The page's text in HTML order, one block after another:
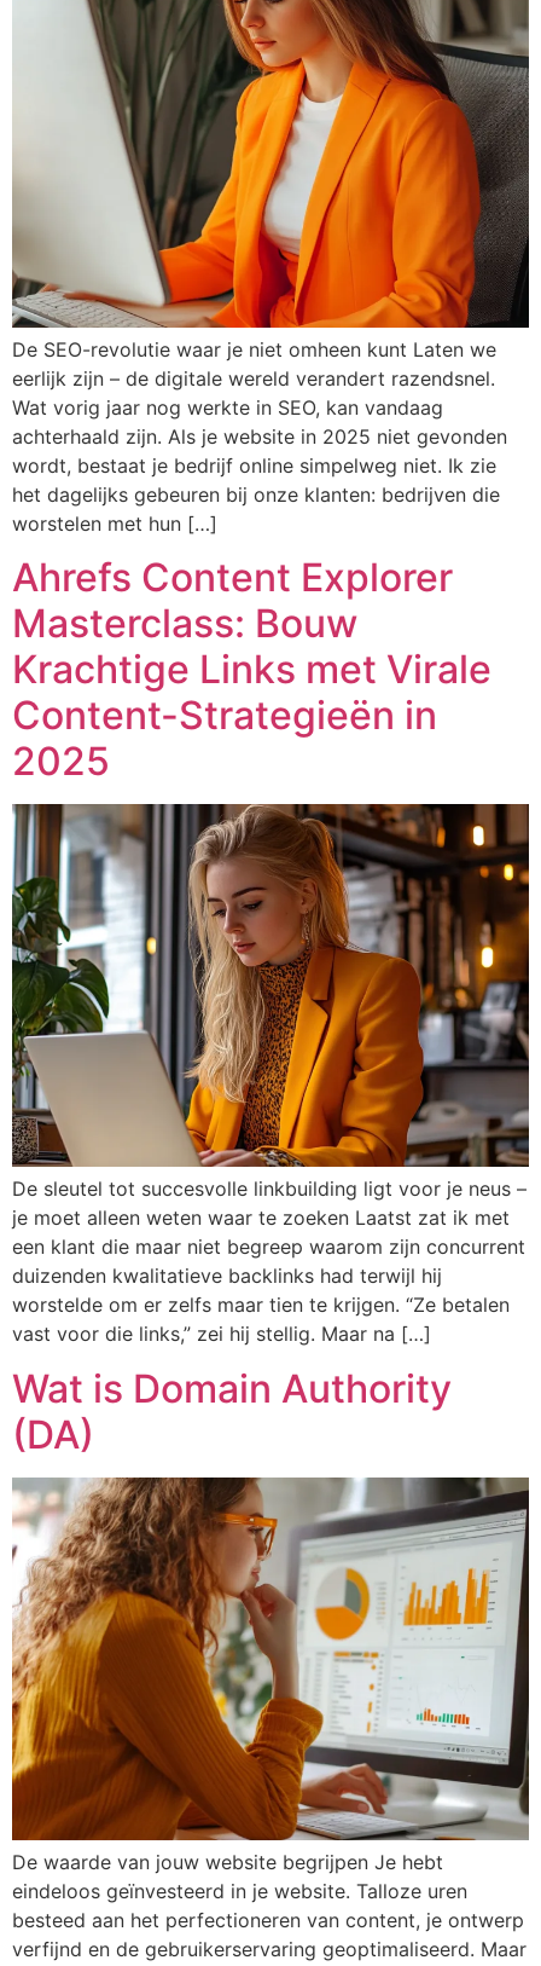
De SEO-revolutie waar je niet omheen kunt Laten we
eerlijk zijn – de digitale wereld verandert razendsnel.
Wat vorig jaar nog werkte in SEO, kan vandaag
achterhaald zijn. Als je website in 2025 niet gevonden
wordt, bestaat je bedrijf online simpelweg niet. Ik zie
het dagelijks gebeuren bij onze klanten: bedrijven die
worstelen met hun […]
Ahrefs Content Explorer
Masterclass: Bouw
Krachtige Links met Virale
Content-Strategieën in
2025
De sleutel tot succesvolle linkbuilding ligt voor je neus –
je moet alleen weten waar te zoeken Laatst zat ik met
een klant die maar niet begreep waarom zijn concurrent
duizenden kwalitatieve backlinks had terwijl hij
worstelde om er zelfs maar tien te krijgen. “Ze betalen
vast voor die links,” zei hij stellig. Maar na […]
Wat is Domain Authority
(DA)
De waarde van jouw website begrijpen Je hebt
eindeloos geïnvesteerd in je website. Talloze uren
besteed aan het perfectioneren van content, je ontwerp
verfijnd en de gebruikerservaring geoptimaliseerd. Maar